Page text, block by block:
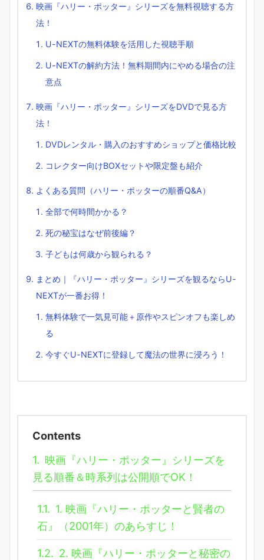
映画『ハリー・ポッター』シリーズを無料視聴する方
法！
U-NEXTの無料体験を活用した視聴手順
U-NEXTの解約方法！無料期間内にやめる場合の注
意点
映画『ハリー・ポッター』シリーズをDVDで見る方
法！
DVDレンタル・購入のおすすめショップと価格比較
コレクター向けBOXセットや限定盤も紹介
よくある質問（ハリー・ポッターの順番Q&A）
全部で何時間かかる？
死の秘宝はなぜ前後編？
子どもは何歳から観られる？
まとめ｜『ハリー・ポッター』シリーズを観るならU-
NEXTが一番お得！
無料体験で一気見可能＋原作やスピンオフも楽しめ
る
今すぐU-NEXTに登録して魔法の世界に浸ろう！
Contents
1. 映画『ハリー・ポッター』シリーズを
見る順番＆時系列は公開順でOK！
1.1. 1. 映画『ハリー・ポッターと賢者の
石』（2001年）のあらすじ！
1.2. 2. 映画『ハリー・ポッターと秘密の